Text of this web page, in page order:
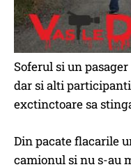
Soferul si un
dar si alti
exctinctoare sa
Din pacate flacarile
camionul si nu s-au